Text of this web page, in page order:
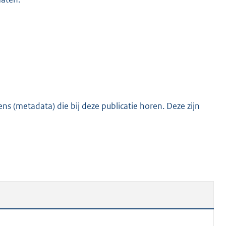
(metadata) die bij deze publicatie horen. Deze zijn